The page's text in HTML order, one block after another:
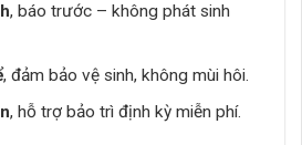
, báo trước – không phát sinh
, đảm bảo vệ sinh, không mùi hôi.
, hỗ trợ bảo trì định kỳ miễn phí.